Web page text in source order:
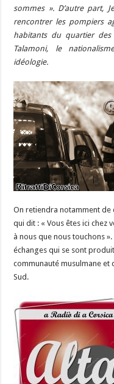
sommes ». D’autre part,
rencontrer les pompiers
habitants du quartier des
Talamoni, le
idéologie.
On retiendra notamment de
qui dit : « Vous êtes ici chez
à nous que nous touchons
échanges qui se sont
communauté musulmane
Sud.